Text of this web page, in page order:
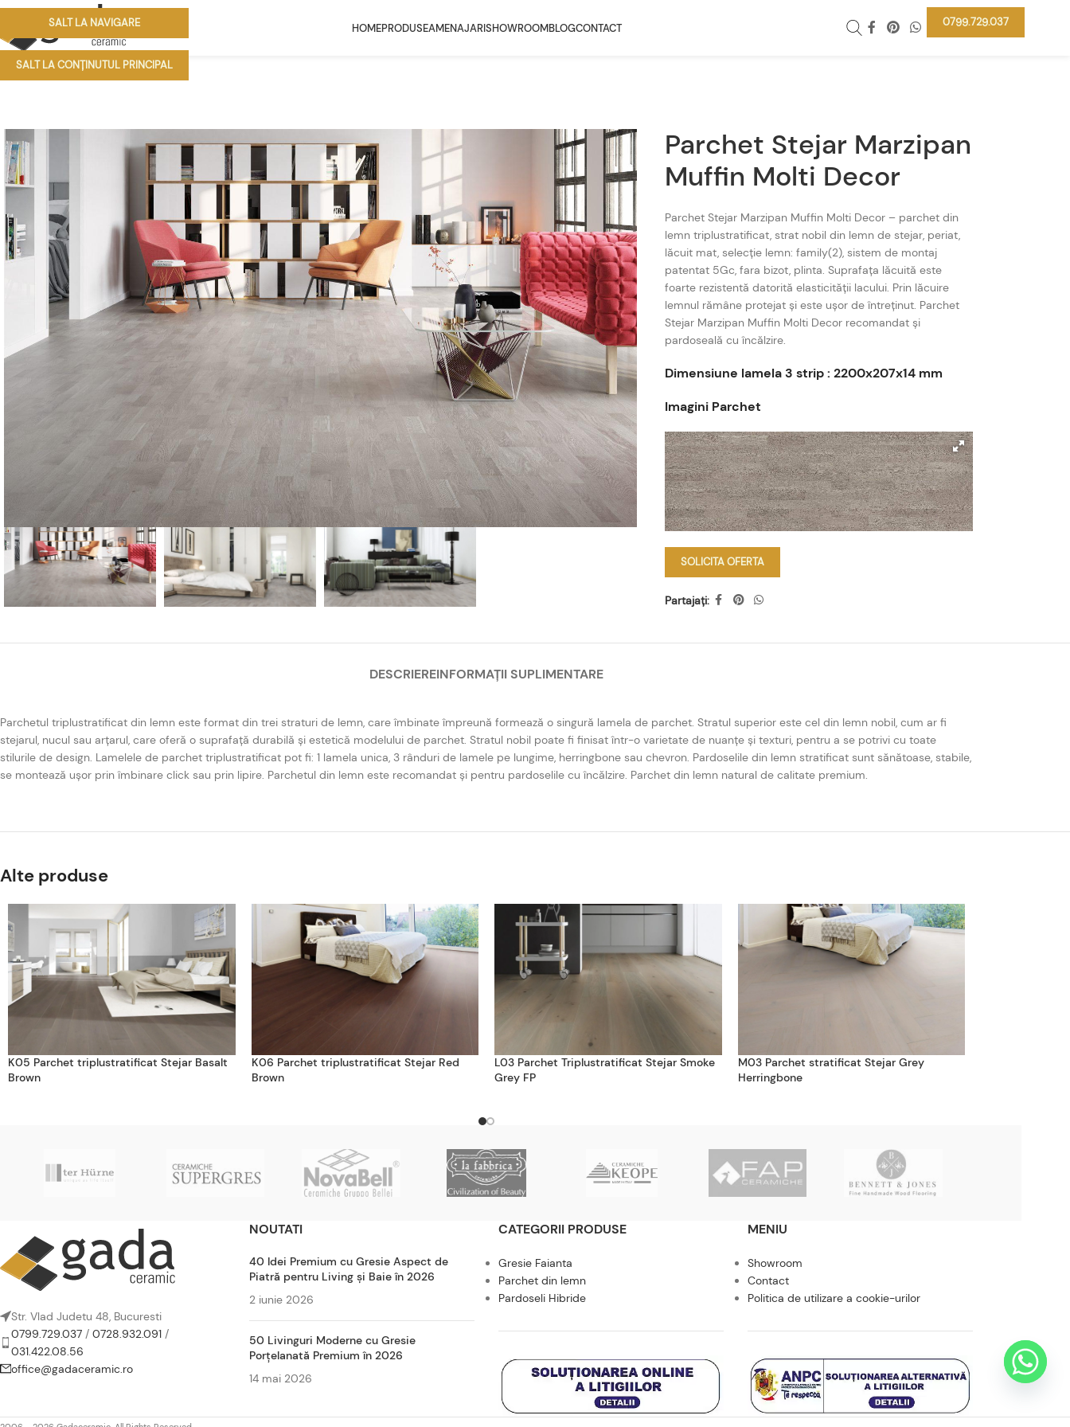
SALT LA NAVIGARE
SALT LA CONȚINUTUL PRINCIPAL
HOMEPRODUSEAMENAJARISHOWROOMBLOGCONTACT 0799.729.037
Parchet Stejar Marzipan
Muffin Molti Decor
Parchet Stejar Marzipan Muffin Molti Decor – parchet din
lemn triplustratificat, strat nobil din lemn de stejar, periat,
lăcuit mat, selecție lemn: family(2), sistem de montaj
patentat 5Gc, fara bizot, plinta. Suprafața lăcuită este
foarte rezistentă datorită elasticității lacului. Prin lăcuire
lemnul rămâne protejat și este ușor de întreținut. Parchet
Stejar Marzipan Muffin Molti Decor recomandat și
pardoseală cu încălzire.
Dimensiune lamela 3 strip : 2200x207x14 mm
Imagini Parchet
SOLICITA OFERTA
Partajați:
DESCRIEREINFORMAȚII SUPLIMENTARE
Parchetul triplustratificat din lemn este format din trei straturi de lemn, care îmbinate împreună formează o singură lamela de parchet. Stratul superior este cel din lemn nobil, cum ar fi
stejarul, nucul sau arțarul, care oferă o suprafață durabilă și estetică modelului de parchet. Stratul nobil poate fi finisat într-o varietate de nuanțe și texturi, pentru a se potrivi cu toate
stilurile de design. Lamelele de parchet triplustratificat pot fi: 1 lamela unica, 3 rânduri de lamele pe lungime, herringbone sau chevron. Pardoselile din lemn stratificat sunt sănătoase, stabile,
se montează ușor prin îmbinare click sau prin lipire. Parchetul din lemn este recomandat și pentru pardoselile cu încălzire. Parchet din lemn natural de calitate premium.
Alte produse
K05 Parchet triplustratificat Stejar Basalt
Brown
K06 Parchet triplustratificat Stejar Red
Brown
L03 Parchet Triplustratificat Stejar Smoke
Grey FP
M03 Parchet stratificat Stejar Grey
Herringbone
Str. Vlad Judetu 48, Bucuresti
0799.729.037 / 0728.932.091 /
031.422.08.56
office@gadaceramic.ro
NOUTATI
40 Idei Premium cu Gresie Aspect de
Piatră pentru Living și Baie în 2026
2 iunie 2026
50 Livinguri Moderne cu Gresie
Porțelanată Premium în 2026
14 mai 2026
CATEGORII PRODUSE
Gresie Faianta
Parchet din lemn
Pardoseli Hibride
MENIU
Showroom
Contact
Politica de utilizare a cookie-urilor